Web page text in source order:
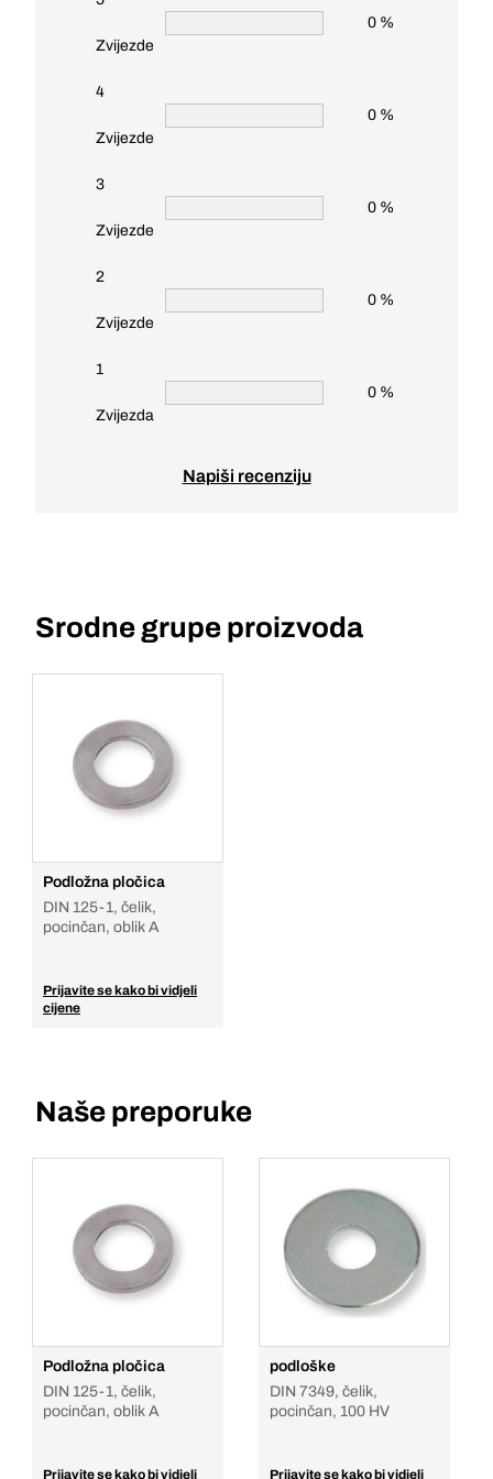
Zvijezde
0 %
4
Zvijezde
0 %
3
Zvijezde
0 %
2
Zvijezde
0 %
1
Zvijezda
0 %
Napiši recenziju
Srodne grupe proizvoda
Podložna pločica
DIN 125-1, čelik,
pocinčan, oblik A
Prijavite se kako bi vidjeli
cijene
Naše preporuke
Podložna pločica
DIN 125-1, čelik,
pocinčan, oblik A
Prijavite se kako bi vidjeli
podloške
DIN 7349, čelik,
pocinčan, 100 HV
Prijavite se kako bi vidjeli